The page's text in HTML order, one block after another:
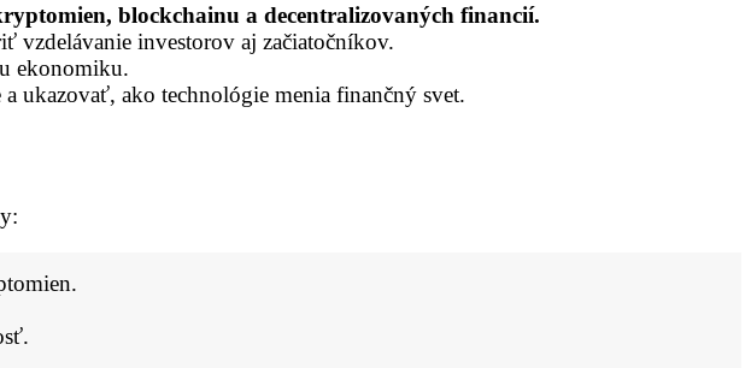
blockchainu a decentralizovaných financií.
investorov aj začiatočníkov.
ekonomiku.
ukazovať, ako technológie menia finančný svet.